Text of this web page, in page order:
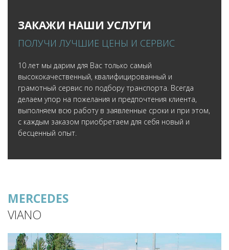
ЗАКАЖИ НАШИ УСЛУГИ
ПОЛУЧИ ЛУЧШИЕ ЦЕНЫ И СЕРВИС
10 лет мы дарим для Вас только самый
высококачественный, квалифицированный и
грамотный сервис по подбору транспорта. Всегда
делаем упор на пожелания и предпочтения клиента,
выполняем всю работу в заявленные сроки и при этом,
с каждым заказом приобретаем для себя новый и
бесценный опыт.
MERCEDES
VIANO